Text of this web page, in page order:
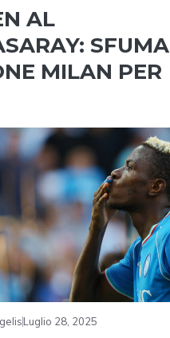
AL
SFUMA
MILAN PER
Luglio 28, 2025